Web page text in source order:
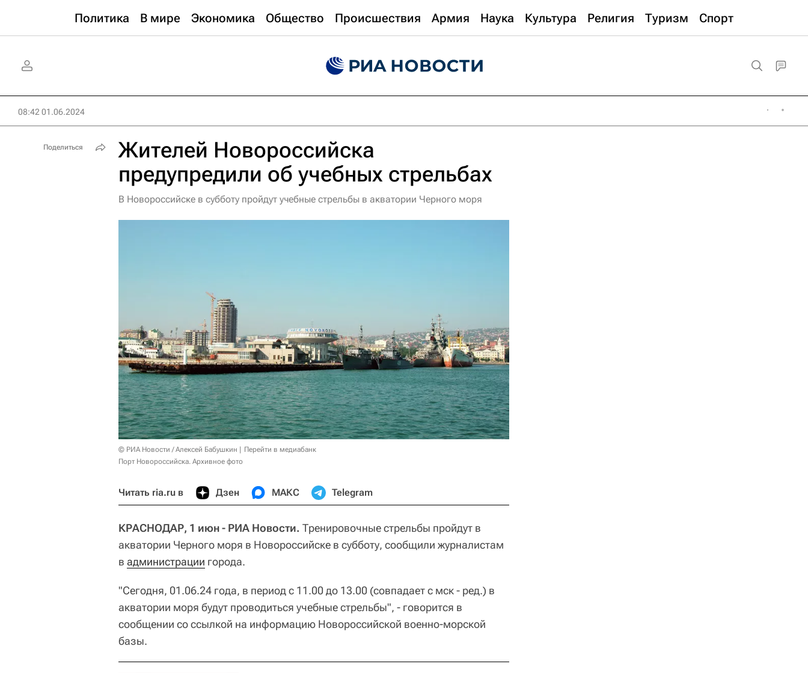
Политика В мире Экономика Общество Происшествия Армия Наука Культура Религия Туризм Спорт
08:42 01.06.2024
Жителей Новороссийска
предупредили об учебных стрельбах
В Новороссийске в субботу пройдут учебные стрельбы в акватории Черного моря
© РИА Новости / Алексей Бабушкин
Перейти в медиабанк
Порт Новороссийска. Архивное фото
Читать ria.ru в Дзен МАКС Telegram
КРАСНОДАР, 1 июн - РИА Новости. Тренировочные стрельбы пройдут в
акватории Черного моря в Новороссийске в субботу, сообщили журналистам
в администрации города.
"Сегодня, 01.06.24 года, в период с 11.00 до 13.00 (совпадает с мск - ред.) в
акватории моря будут проводиться учебные стрельбы", - говорится в
сообщении со ссылкой на информацию Новороссийской военно-морской
базы.
Поделиться